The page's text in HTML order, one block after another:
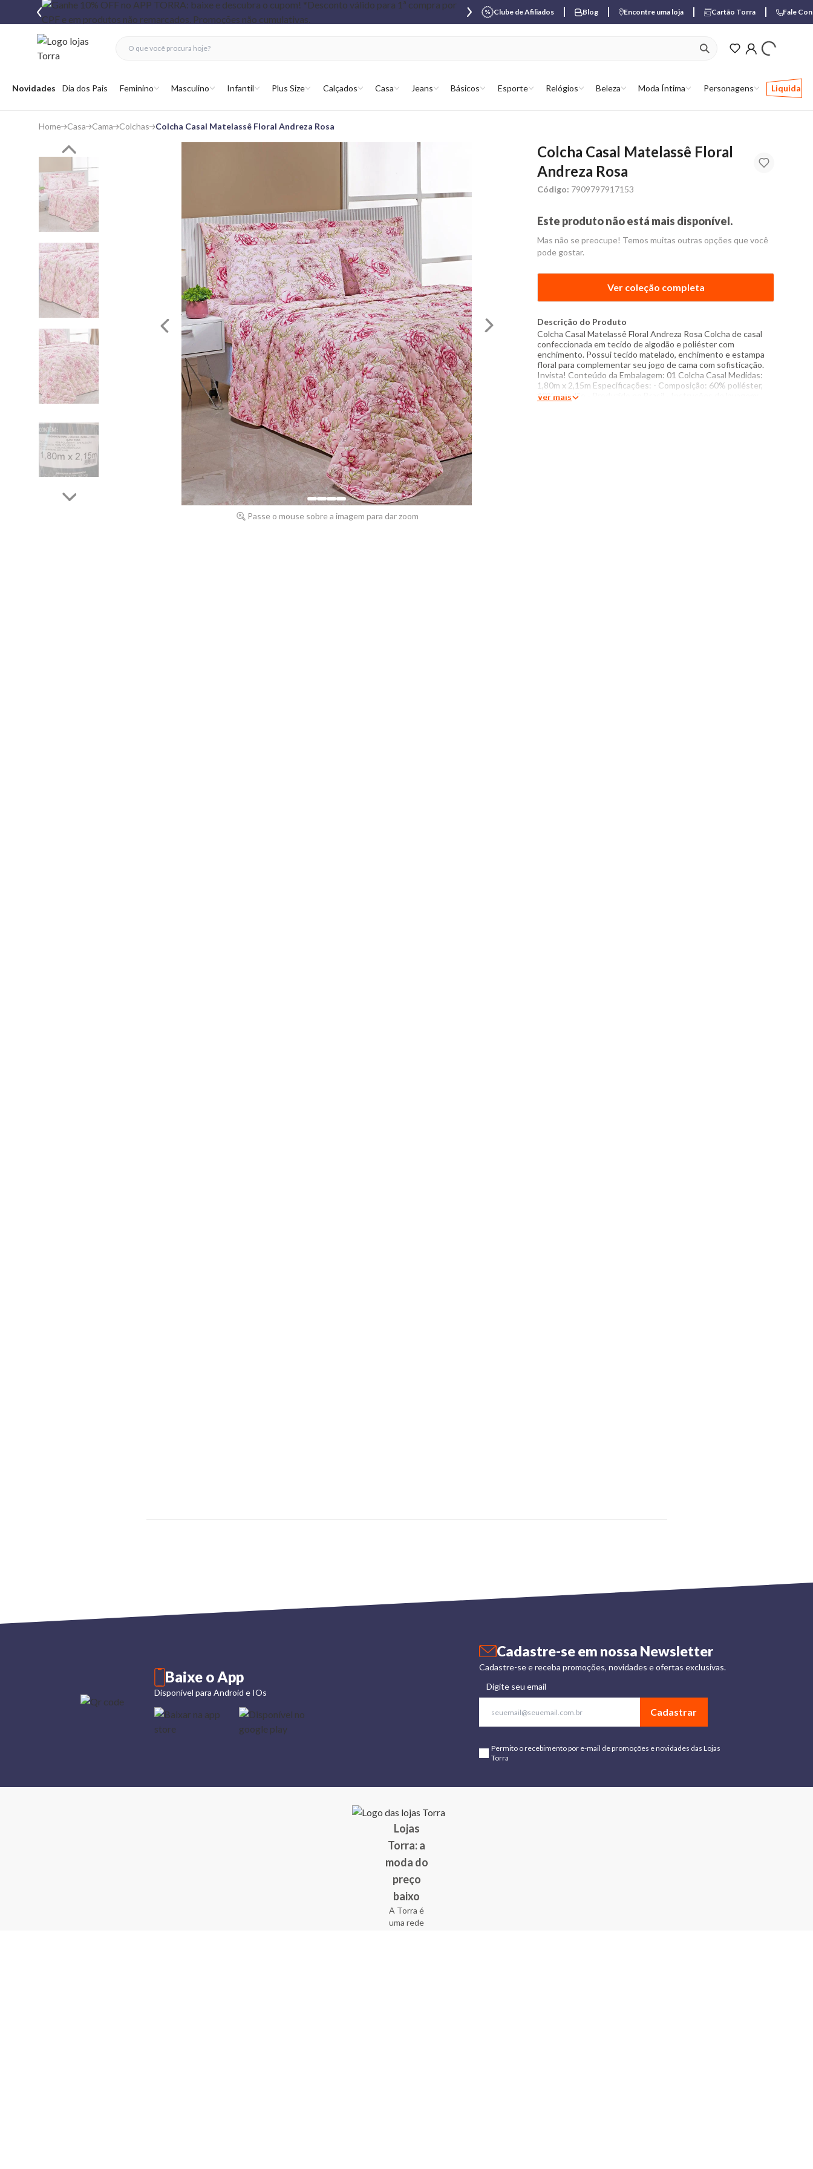
Clube de Afiliados Blog Encontre uma loja Cartão Torra Fale
Abrir menu
Novidades Dia dos Pais Feminino Masculino Infantil Plus Size Calçados Casa Jeans Básicos Esporte Relógios Beleza Moda Íntima Personagens Liquida
ver produtos
fechar menu
fechar menu
favoritos
Home Casa Cama Colchas Colcha Casal Matelassê Floral Andreza Rosa
Passe o mouse sobre a imagem para dar zoom
Colcha Casal Matelassê Floral
Andreza Rosa
Código: 7909797917153
Este produto não está mais disponível.
Mas não se preocupe! Temos muitas outras opções que você
pode gostar.
Ver coleção completa
Descrição do Produto
Colcha Casal Matelassê Floral Andreza Rosa Colcha de casal
confeccionada em tecido de algodão e poliéster com
enchimento. Possui tecido matelado, enchimento e estampa
floral para complementar seu jogo de cama com sofisticação.
Invista! Conteúdo da Embalagem: 01 Colcha Casal Medidas:
1,80m x 2,15m Especificações: - Composição: 60% poliéster,
40% algodão - Produzido no Brasil - Instruções de lavagem:
Ver mais
Cadastre-se em nossa Newsletter
Cadastre-se e receba promoções, novidades e ofertas exclusivas.
Digite seu email
Cadastrar
Permito o recebimento por e-mail de promoções e novidades das Lojas
Torra
Baixe o App
Disponível para Android e IOs
Lojas
Torra: a
moda do
preço
baixo
A Torra é
uma rede